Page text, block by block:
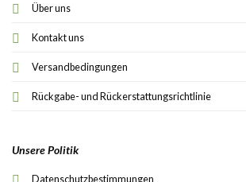
Über uns
Kontakt uns
Versandbedingungen
Rückgabe- und Rückerstattungsrichtlinie
Unsere Politik
Datenschutzbestimmungen